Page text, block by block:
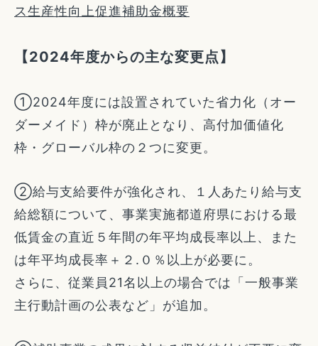
ス生産性向上促進補助金概要
【2024年度からの主な変更点】
①2024年度には設置されていた省力化（オー
ダーメイド）枠が廃止となり、高付加価値化
枠・グローバル枠の２つに変更。
②給与支給要件が強化され、１人あたり給与支
給総額について、事業実施都道府県における最
低賃金の直近５年間の年平均成長率以上、また
は年平均成長率＋２.０％以上が必要に。
さらに、従業員21名以上の場合では「一般事業
主行動計画の公表など」が追加。